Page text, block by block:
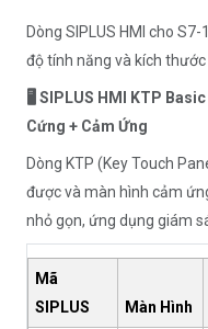
Dòng SIPLUS HMI cho
độ tính năng và kích
🖥️ SIPLUS HMI KTP
Cứng + Cảm Ứng
Dòng KTP (Key Touch
được và màn hình cảm
nhỏ gọn, ứng dụng giám
Mã
SIPLUS
Màn Hình